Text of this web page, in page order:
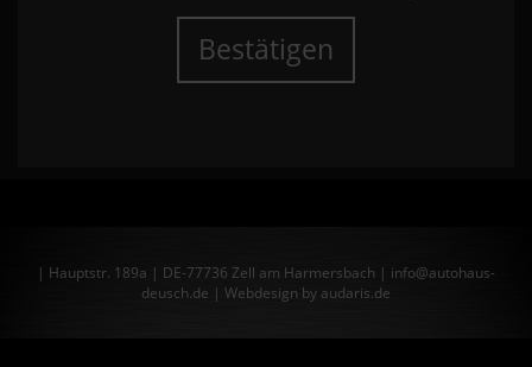
Bestätigen
| Hauptstr. 189a | DE-77736 Zell am Harmersbach | info@autohaus-
deusch.de | Webdesign by audaris.de